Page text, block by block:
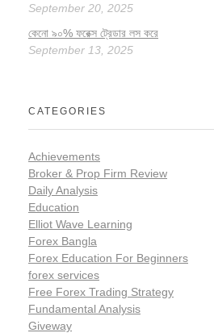
September 20, 2025
কেনো ৯০% ফরেক্স ট্রেডার লস করে
September 13, 2025
CATEGORIES
Achievements
Broker & Prop Firm Review
Daily Analysis
Education
Elliot Wave Learning
Forex Bangla
Forex Education For Beginners
forex services
Free Forex Trading Strategy
Fundamental Analysis
Giveway